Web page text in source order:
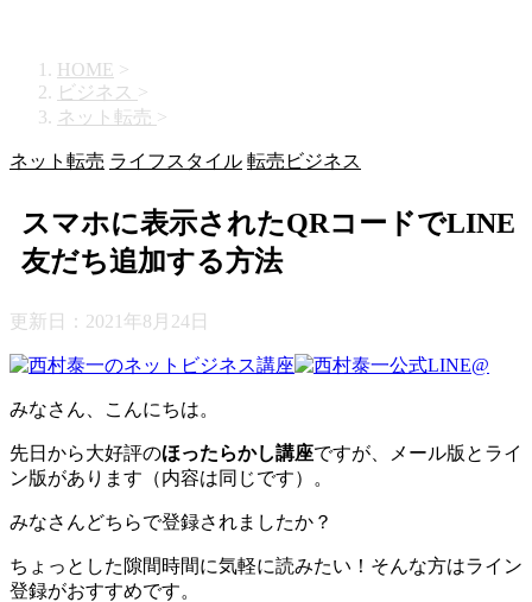
HOME >
ビジネス >
ネット転売 >
ネット転売 ライフスタイル 転売ビジネス
スマホに表示されたQRコードでLINE
友だち追加する方法
更新日： 2021年8月24日
みなさん、こんにちは。
先日から大好評のほったらかし講座ですが、メール版とライ
ン版があります（内容は同じです）。
みなさんどちらで登録されましたか？
ちょっとした隙間時間に気軽に読みたい！そんな方はライン
登録がおすすめです。